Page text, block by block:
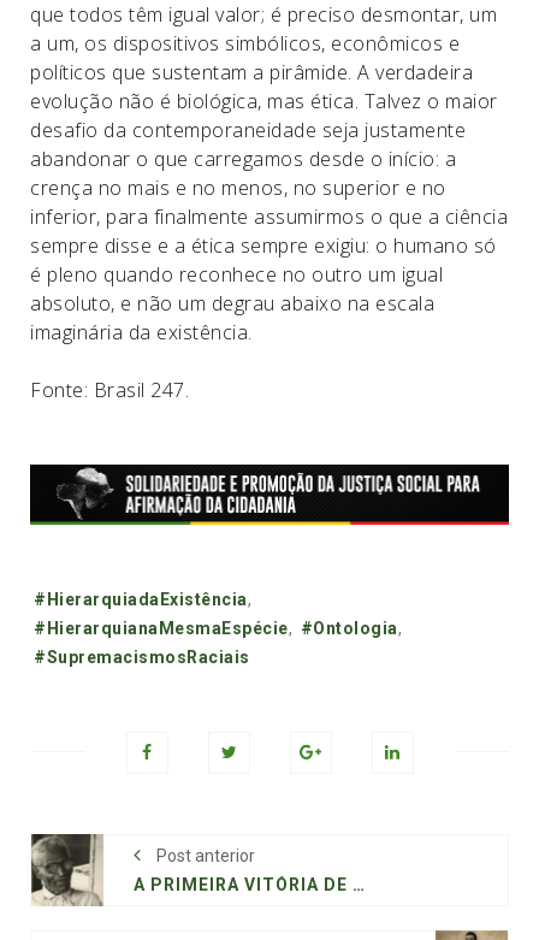
que todos têm igual valor; é preciso desmontar, um
a um, os dispositivos simbólicos, econômicos e
políticos que sustentam a pirâmide. A verdadeira
evolução não é biológica, mas ética. Talvez o maior
desafio da contemporaneidade seja justamente
abandonar o que carregamos desde o início: a
crença no mais e no menos, no superior e no
inferior, para finalmente assumirmos o que a ciência
sempre disse e a ética sempre exigiu: o humano só
é pleno quando reconhece no outro um igual
absoluto, e não um degrau abaixo na escala
imaginária da existência.
Fonte: Brasil 247.
Tags:
#HierarquiadaExistência,
#HierarquianaMesmaEspécie, #Ontologia,
#SupremacismosRaciais
Post anterior
A PRIMEIRA VITÓRIA DE JOÃO CÂNDIDO CONTRA A MARINHA NA JUSTIÇA, 115 ANOS APÓS A REVOLTA DA CHIBATA